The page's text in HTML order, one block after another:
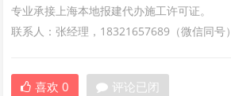
专业承接上海本地报建代办施工许可证。
联系人：张经理，18321657689（微信同号
喜欢 0 评论已闭